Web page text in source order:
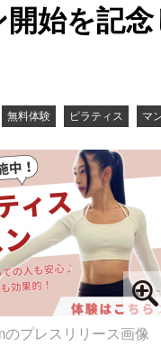
開始を記
無料体験 ピラティス マ
プレスリリース画像